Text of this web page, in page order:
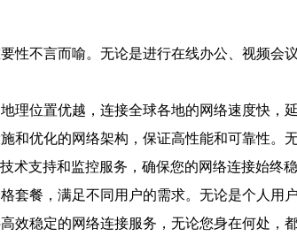
性不言而喻。无论是进行在线办公、视频
理位置优越，连接全球各地的网络速度快，
和优化的网络架构，保证高性能和可靠性。
术支持和监控服务，确保您的网络连接始终
套餐，满足不同用户的需求。无论是个人用
效稳定的网络连接服务，无论您身在何处，